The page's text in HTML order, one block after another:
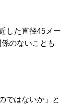
した直径45メー
のないことも
ではないか」と